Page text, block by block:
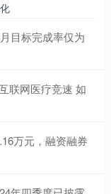
目标完成率仅为
联网医疗竞速 如
万元，融资融券